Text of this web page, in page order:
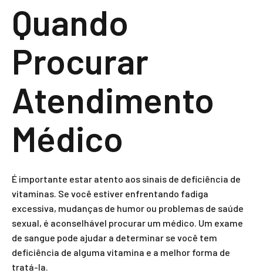
Quando
Procurar
Atendimento
Médico
É importante estar atento aos sinais de deficiência de
vitaminas. Se você estiver enfrentando fadiga
excessiva, mudanças de humor ou problemas de saúde
sexual, é aconselhável procurar um médico. Um exame
de sangue pode ajudar a determinar se você tem
deficiência de alguma vitamina e a melhor forma de
tratá-la.